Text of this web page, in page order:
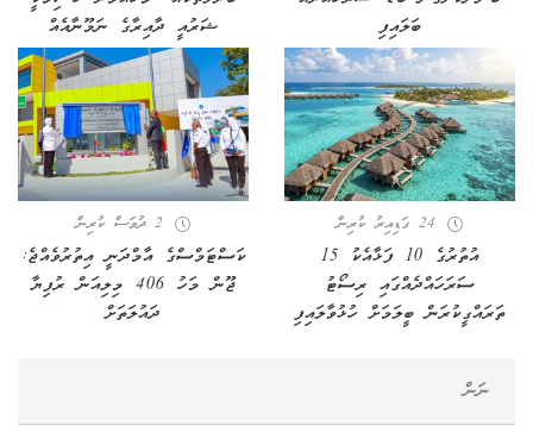
ބަލައިފި
ޝަރުއީ ދާއިރާގެ ނަމޫނާއެއް
24 ގަޑިއިރު ކުރިން
އުތުރުގެ 10 ފަޅާއެކު 15
ސަރަހައްދެއްގައި ރިސޯޓު
ތަރައްގީކުރަން ބީލަމަށް ހުޅުވާލައިފި
2 ދުވަސް ކުރިން
ކަސްޓަމްސްގެ އާމްދަނީ އިތުރުވެއްޖެ:
ޖޫން މަހު 406 މިލިއަން ރުފިޔާ
ދައުލަތަށް